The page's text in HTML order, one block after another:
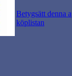
Betygsätt denna
köplistan